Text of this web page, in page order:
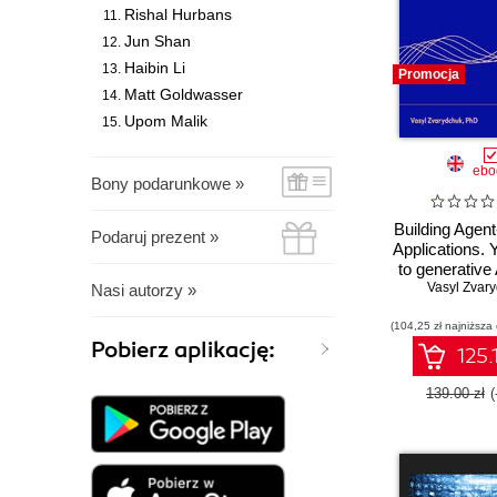
Rishal Hurbans
Jun Shan
Haibin Li
Matt Goldwasser
Upom Malik
Bony podarunkowe »
Podaruj prezent »
Nasi autorzy »
Pobierz aplikację:
Promocja
Building
Applications.
to generative
fine-
Vasyl
(104,25 zł
139.00 zł